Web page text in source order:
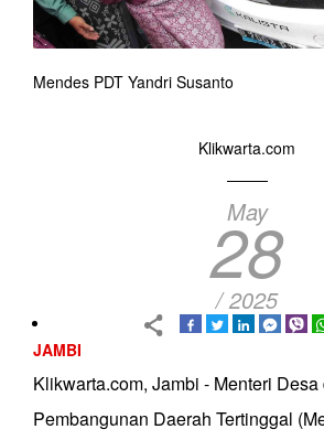
Mendes PDT Yandri Susanto
Klikwarta.com
May
28
/ 2025
JAMBI
Klikwarta.com, Jambi - Menteri Desa
Pembangunan Daerah Tertinggal